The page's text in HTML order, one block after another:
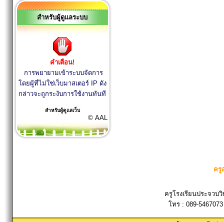
สำหรับผู้ดูแลระบบ
คำเตือน!
การพยายามเข้าระบบจัดการ
โดยผู้ที่ไม่ใช่เว็บมาสเตอร์ IP ดัง
กล่าวจะถูกระงับการใช้งานทันที
สำหรับผู้ดูแลเว็บ
© AAL
ครู
ครูโรงเรียนประจวบ
โทร : 089-